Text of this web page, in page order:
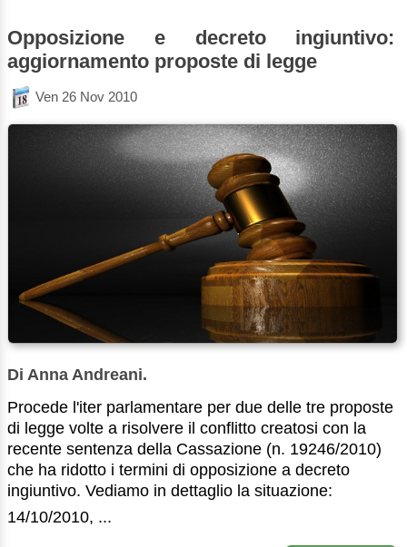
Opposizione e decreto ingiuntivo:
aggiornamento proposte di legge
Ven 26 Nov 2010
Di Anna Andreani.
Procede l'iter parlamentare per due delle tre proposte
di legge volte a risolvere il conflitto creatosi con la
recente sentenza della Cassazione (n. 19246/2010)
che ha ridotto i termini di opposizione a decreto
ingiuntivo. Vediamo in dettaglio la situazione:
14/10/2010, ...